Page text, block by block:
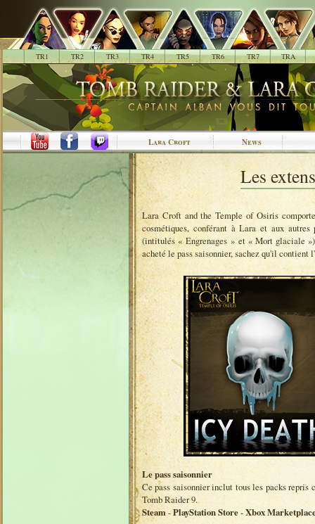
. TR1 TR2 TR3 TR4 TR5 TR6 TR7 TRA
Lara Croft News
Les
Lara Croft and the Temple of Osiris
cosmétiques, conférant à Lara et aux autres
(intitulés « Engrenages » et « Mort glaciale
acheté le pass saisonnier, sachez qu'il contient
Le pass saisonnier
Ce pass saisonnier inclut tous les packs repris
Tomb Raider 9.
Steam-PlayStation Store-Xbox